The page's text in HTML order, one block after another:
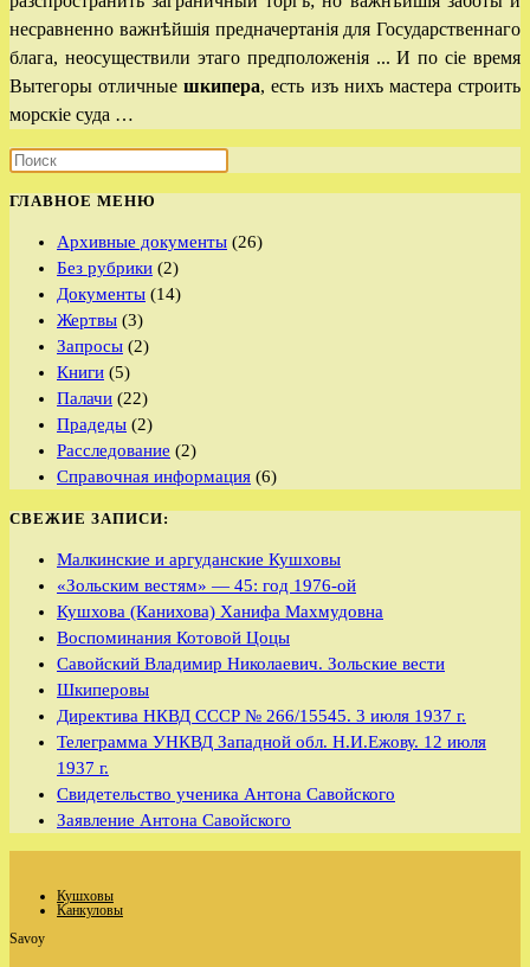
несравненно важнѣйшiя предначертанiя для Государственнаго
блага, неосуществили этаго предположенiя ... И по сiе время
Вытегоры отличныешкипера, есть изъ нихъ мастера строить
морскiе суда …
ГЛАВНОЕ МЕНЮ
Архивные документы (26)
Без рубрики (2)
Документы (14)
Жертвы (3)
Запросы (2)
Книги (5)
Палачи (22)
Прадеды (2)
Расследование (2)
Справочная информация (6)
СВЕЖИЕ ЗАПИСИ:
Малкинские и аргуданские Кушховы
«Зольским вестям» — 45: год 1976-ой
Кушхова (Канихова) Ханифа Махмудовна
Воспоминания Котовой Цоцы
Савойский Владимир Николаевич. Зольские вести
Шкиперовы
Директива НКВД СССР № 266/15545. 3 июля 1937 г.
Телеграмма УНКВД Западной обл. Н.И.Ежову. 12 июля
1937 г.
Свидетельство ученика Антона Савойского
Заявление Антона Савойского
Кушховы
Канкуловы
Savoy